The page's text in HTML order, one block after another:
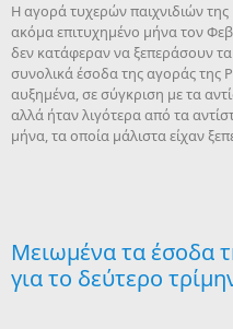
Η αγορά τυχερών παιχνιδιών
ακόμα επιτυχημένο μήνα τον
δεν κατάφεραν να ξεπεράσουν
συνολικά έσοδα της αγοράς της
αυξημένα, σε σύγκριση με τα
αλλά ήταν λιγότερα από τα
μήνα, τα οποία μάλιστα είχαν
Μειωμένα τα έσοδα
για το δεύτερο